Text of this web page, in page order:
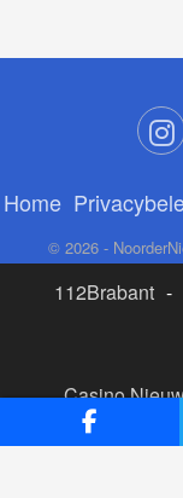
Home
© 2026 -
112Brabant -
Casino
buitenlandse